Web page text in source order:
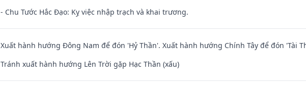
- Chu Tước Hắc Đạo: Kỵ việc nhập trạch và khai trương.
Xuất hành hướng Đông Nam để đón 'Hỷ Thần'. Xuất hành hướng Chính Tây để đón 'Tài
Tránh xuất hành hướng Lên Trời gặp Hạc Thần (xấu)